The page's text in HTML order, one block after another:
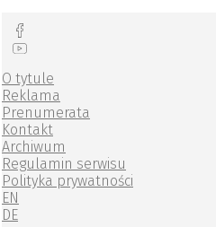
O tytule
Reklama
Prenumerata
Kontakt
Archiwum
Regulamin serwisu
Polityka prywatności
EN
DE